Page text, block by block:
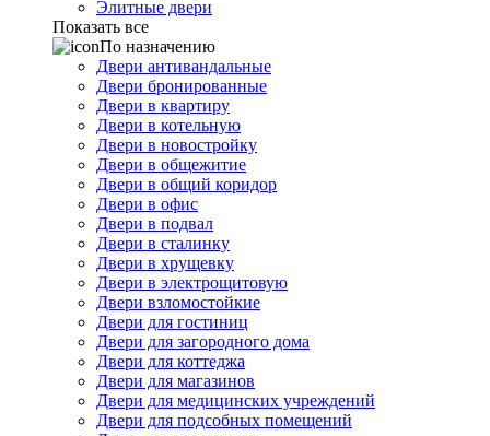
Элитные двери
Показать все
По назначению
Двери антивандальные
Двери бронированные
Двери в квартиру
Двери в котельную
Двери в новостройку
Двери в общежитие
Двери в общий коридор
Двери в офис
Двери в подвал
Двери в сталинку
Двери в хрущевку
Двери в электрощитовую
Двери взломостойкие
Двери для гостиниц
Двери для загородного дома
Двери для коттеджа
Двери для магазинов
Двери для медицинских учреждений
Двери для подсобных помещений